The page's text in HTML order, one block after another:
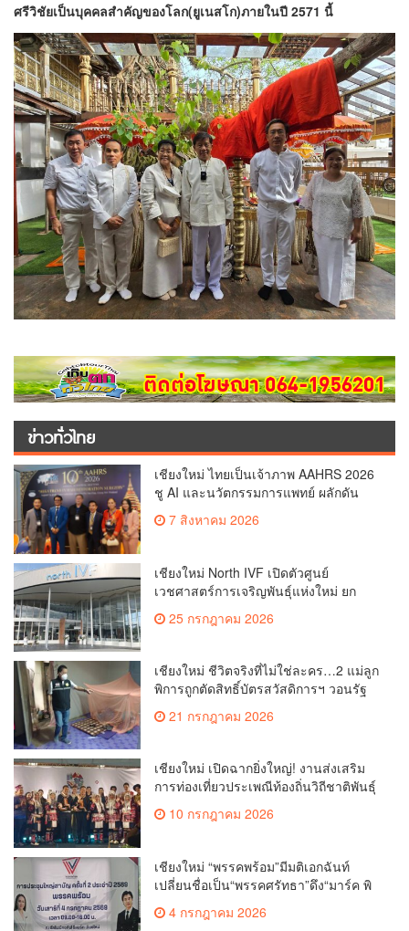
ศรีวิชัยเป็นบุคคลสำคัญของโลก(ยูเนสโก)ภายในปี 2571 นี้
ข่าวทั่วไทย
เชียงใหม่ ไทยเป็นเจ้าภาพ AAHRS 2026
ชู AI และนวัตกรรมการแพทย์ ผลักดัน
Medical Hub และศูนย์กลางปลูกผมแห่ง
เอเชีย(คลิป)
7 สิงหาคม 2026
เชียงใหม่ North IVF เปิดตัวศูนย์
เวชศาสตร์การเจริญพันธุ์แห่งใหม่ ยก
บุตรยากของภูมิภาค(คลิป)
25 กรกฎาคม 2026
เชียงใหม่ ชีวิตจริงที่ไม่ใช่ละคร…2 แม่ลูก
พิการถูกตัดสิทธิ์บัตรสวัสดิการฯ วอนรัฐ
21 กรกฎาคม 2026
เชียงใหม่ เปิดฉากยิ่งใหญ่! งานส่งเสริม
การท่องเที่ยวประเพณีท้องถิ่นวิถีชาติพันธุ์
ล้านนา(คลิป)
10 กรกฎาคม 2026
เชียงใหม่ “พรรคพร้อม”มีมติเอกฉันท์
เปลี่ยนชื่อเป็น“พรรคศรัทธา”ดึง“มาร์ค พิ
4 กรกฎาคม 2026